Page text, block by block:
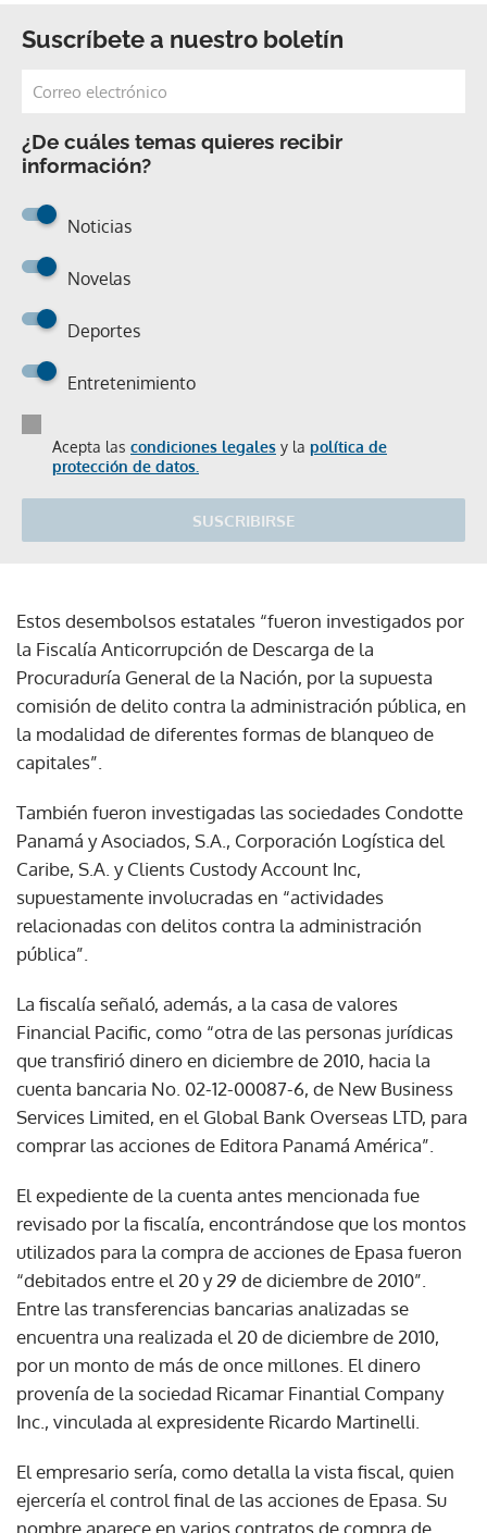
Suscríbete a nuestro boletín
¿De cuáles temas quieres recibir
información?
Noticias
Novelas
Deportes
Entretenimiento
Acepta las condiciones legales y la política de
protección de datos.
SUSCRIBIRSE
Estos desembolsos estatales “fueron investigados por
la Fiscalía Anticorrupción de Descarga de la
Procuraduría General de la Nación, por la supuesta
comisión de delito contra la administración pública, en
la modalidad de diferentes formas de blanqueo de
capitales”.
También fueron investigadas las sociedades Condotte
Panamá y Asociados, S.A., Corporación Logística del
Caribe, S.A. y Clients Custody Account Inc,
supuestamente involucradas en “actividades
relacionadas con delitos contra la administración
pública”.
La fiscalía señaló, además, a la casa de valores
Financial Pacific, como “otra de las personas jurídicas
que transfirió dinero en diciembre de 2010, hacia la
cuenta bancaria No. 02-12-00087-6, de New Business
Services Limited, en el Global Bank Overseas LTD, para
comprar las acciones de Editora Panamá América”.
El expediente de la cuenta antes mencionada fue
revisado por la fiscalía, encontrándose que los montos
utilizados para la compra de acciones de Epasa fueron
“debitados entre el 20 y 29 de diciembre de 2010”.
Entre las transferencias bancarias analizadas se
encuentra una realizada el 20 de diciembre de 2010,
por un monto de más de once millones. El dinero
provenía de la sociedad Ricamar Finantial Company
Inc., vinculada al expresidente Ricardo Martinelli.
El empresario sería, como detalla la vista fiscal, quien
ejercería el control final de las acciones de Epasa. Su
nombre aparece en varios contratos de compra de